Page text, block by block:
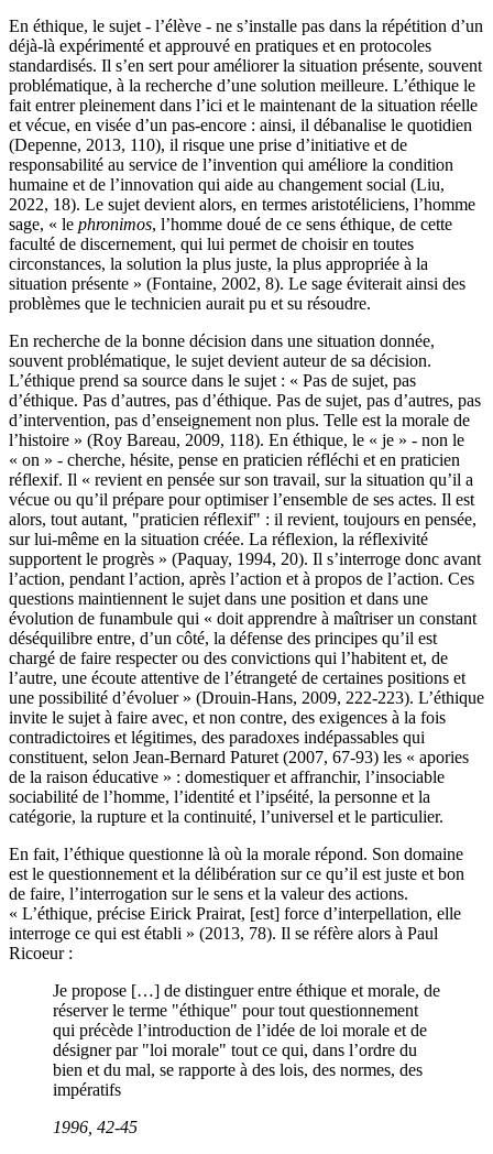
En éthique, le sujet - l’élève - ne s’installe pas dans la répétition d’un
déjà-là expérimenté et approuvé en pratiques et en protocoles
standardisés. Il s’en sert pour améliorer la situation présente, souvent
problématique, à la recherche d’une solution meilleure. L’éthique le
fait entrer pleinement dans l’ici et le maintenant de la situation réelle
et vécue, en visée d’un pas-encore : ainsi, il débanalise le quotidien
(Depenne, 2013, 110), il risque une prise d’initiative et de
responsabilité au service de l’invention qui améliore la condition
humaine et de l’innovation qui aide au changement social (Liu,
2022, 18). Le sujet devient alors, en termes aristotéliciens, l’homme
sage, « le phronimos, l’homme doué de ce sens éthique, de cette
faculté de discernement, qui lui permet de choisir en toutes
circonstances, la solution la plus juste, la plus appropriée à la
situation présente » (Fontaine, 2002, 8). Le sage éviterait ainsi des
problèmes que le technicien aurait pu et su résoudre.
En recherche de la bonne décision dans une situation donnée,
souvent problématique, le sujet devient auteur de sa décision.
L’éthique prend sa source dans le sujet : « Pas de sujet, pas
d’éthique. Pas d’autres, pas d’éthique. Pas de sujet, pas d’autres, pas
d’intervention, pas d’enseignement non plus. Telle est la morale de
l’histoire » (Roy Bareau, 2009, 118). En éthique, le « je » - non le
« on » - cherche, hésite, pense en praticien réfléchi et en praticien
réflexif. Il « revient en pensée sur son travail, sur la situation qu’il a
vécue ou qu’il prépare pour optimiser l’ensemble de ses actes. Il est
alors, tout autant, "praticien réflexif" : il revient, toujours en pensée,
sur lui-même en la situation créée. La réflexion, la réflexivité
supportent le progrès » (Paquay, 1994, 20). Il s’interroge donc avant
l’action, pendant l’action, après l’action et à propos de l’action. Ces
questions maintiennent le sujet dans une position et dans une
évolution de funambule qui « doit apprendre à maîtriser un constant
déséquilibre entre, d’un côté, la défense des principes qu’il est
chargé de faire respecter ou des convictions qui l’habitent et, de
l’autre, une écoute attentive de l’étrangeté de certaines positions et
une possibilité d’évoluer » (Drouin-Hans, 2009, 222-223). L’éthique
invite le sujet à faire avec, et non contre, des exigences à la fois
contradictoires et légitimes, des paradoxes indépassables qui
constituent, selon Jean-Bernard Paturet (2007, 67-93) les « apories
de la raison éducative » : domestiquer et affranchir, l’insociable
sociabilité de l’homme, l’identité et l’ipséité, la personne et la
catégorie, la rupture et la continuité, l’universel et le particulier.
En fait, l’éthique questionne là où la morale répond. Son domaine
est le questionnement et la délibération sur ce qu’il est juste et bon
de faire, l’interrogation sur le sens et la valeur des actions.
« L’éthique, précise Eirick Prairat, [est] force d’interpellation, elle
interroge ce qui est établi » (2013, 78). Il se réfère alors à Paul
Ricoeur :
Je propose […] de distinguer entre éthique et morale, de
réserver le terme "éthique" pour tout questionnement
qui précède l’introduction de l’idée de loi morale et de
désigner par "loi morale" tout ce qui, dans l’ordre du
bien et du mal, se rapporte à des lois, des normes, des
impératifs
1996, 42-45